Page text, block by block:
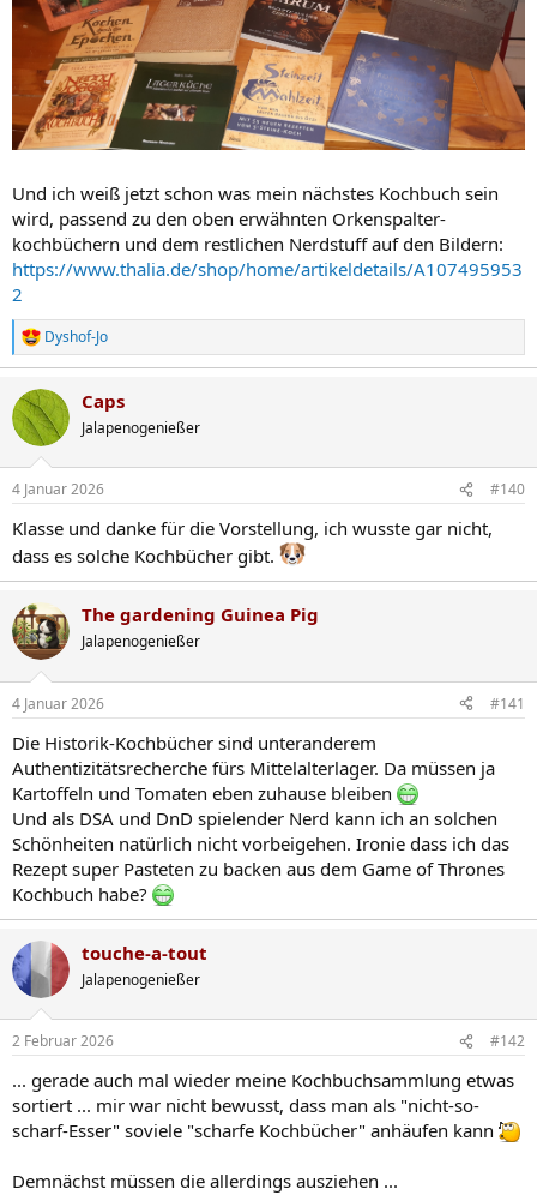
Und ich weiß jetzt schon was mein nächstes Kochbuch sein
wird, passend zu den oben erwähnten Orkenspalter-
kochbüchern und dem restlichen Nerdstuff auf den Bildern:
https://www.thalia.de/shop/home/artikeldetails/A107495953
2
R
e
k
t
i
n
e
n
:
Dyshof-Jo
Caps
Jalapenogenießer
4 Januar 2026 #140
Klasse und danke für die Vorstellung, ich wusste gar nicht,
dass es solche Kochbücher gibt.
The gardening Guinea Pig
Jalapenogenießer
4 Januar 2026 #141
Die Historik-Kochbücher sind unteranderem
Authentizitätsrecherche fürs Mittelalterlager. Da müssen ja
Kartoffeln und Tomaten eben zuhause bleiben
Und als DSA und DnD spielender Nerd kann ich an solchen
Schönheiten natürlich nicht vorbeigehen. Ironie dass ich das
Rezept super Pasteten zu backen aus dem Game of Thrones
Kochbuch habe?
touche-a-tout
Jalapenogenießer
2 Februar 2026 #142
... gerade auch mal wieder meine Kochbuchsammlung etwas
sortiert ... mir war nicht bewusst, dass man als "nicht-so-
scharf-Esser" soviele "scharfe Kochbücher" anhäufen kann
Demnächst müssen die allerdings ausziehen ...